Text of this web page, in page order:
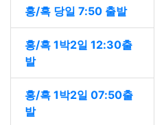
홍/흑 당일 7:50 출발
홍/흑 1박2일 12:30출
발
홍/흑 1박2일 07:50출
발